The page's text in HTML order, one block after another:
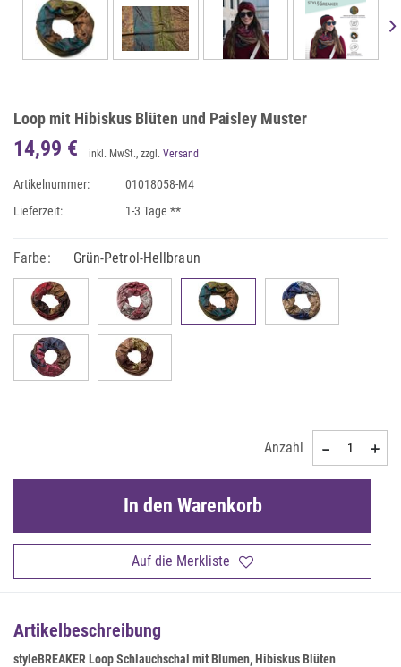
Loop mit Hibiskus Blüten und Paisley Muster
14,99 € inkl. MwSt., zzgl. Versand
Artikelnummer:
01018058-M4
Lieferzeit:
1-3 Tage **
Farbe: Grün-Petrol-Hellbraun
Anzahl
Auf die Merkliste
In den Warenkorb
Artikelbeschreibung
styleBREAKER Loop Schlauchschal mit Blumen, Hibiskus Blüten